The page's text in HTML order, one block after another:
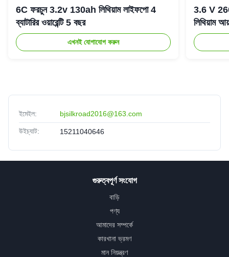
6C ফরচুন 3.2v 130ah লিথিয়াম লাইফপো 4
ব্যাটারির ওয়ারেন্টি 5 বছর
এখনই যোগাযোগ করুন
3.6 V
লিথিয়াম
ইমেইল: bjsilkroad2016@163.com
উইচ্যাট: 15211040646
গুরুত্বপূর্ণ সংযোগ
বাড়ি
পণ্য
আমাদের সম্পর্কে
কারখানা ভ্রমণ
মান নিয়ন্ত্রণ